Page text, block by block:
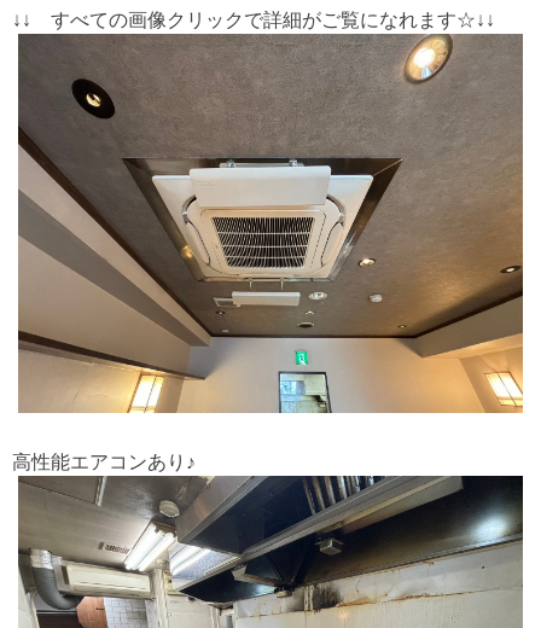
↓↓ すべての画像クリックで詳細がご覧になれます☆↓↓
高性能エアコンあり♪